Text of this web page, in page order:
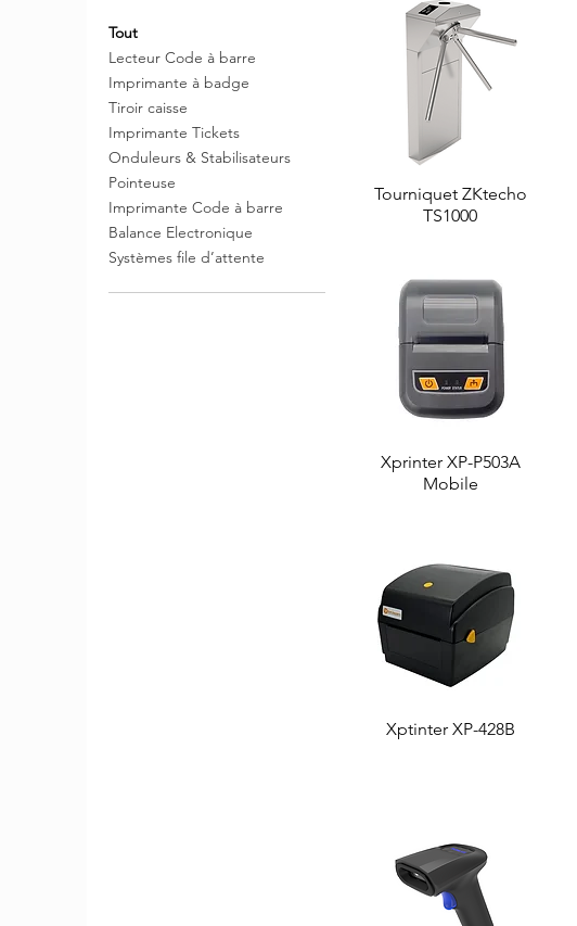
Tout
Lecteur Code à barre
Imprimante à badge
Tiroir caisse
Imprimante Tickets
Onduleurs & Stabilisateurs
Pointeuse
Imprimante Code à barre
Balance Electronique
Systèmes file d’attente
Aperçu rapide
Tourniquet ZKtecho
TS1000
Aperçu rapide
Xprinter XP-P503A
Mobile
Aperçu rapide
Xptinter XP-428B